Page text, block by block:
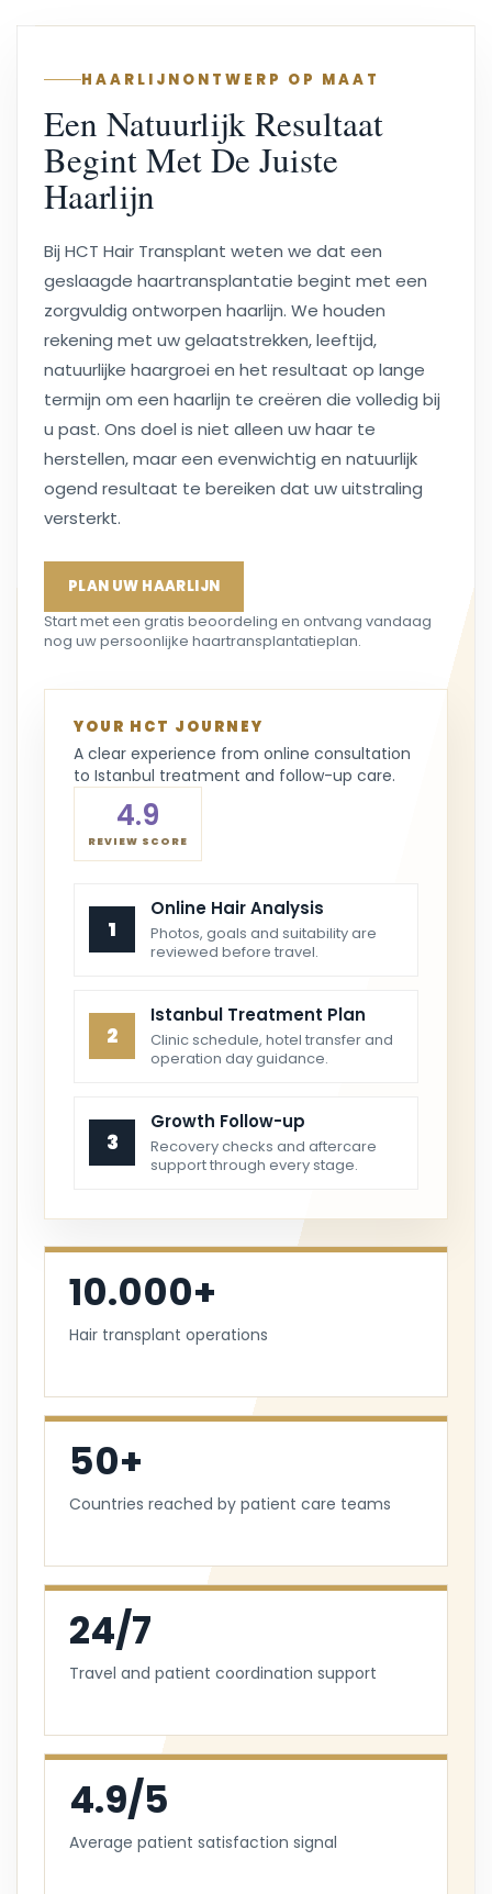
HAARLIJNONTWERP OP MAAT
Een Natuurlijk Resultaat
Begint Met De Juiste
Haarlijn
Bij HCT Hair Transplant weten we dat een
geslaagde haartransplantatie begint met een
zorgvuldig ontworpen haarlijn. We houden
rekening met uw gelaatstrekken, leeftijd,
natuurlijke haargroei en het resultaat op lange
termijn om een haarlijn te creëren die volledig bij
u past. Ons doel is niet alleen uw haar te
herstellen, maar een evenwichtig en natuurlijk
ogend resultaat te bereiken dat uw uitstraling
versterkt.
PLAN UW HAARLIJN
Start met een gratis beoordeling en ontvang vandaag
nog uw persoonlijke haartransplantatieplan.
YOUR HCT JOURNEY
A clear experience from online consultation
to Istanbul treatment and follow-up care.
4.9
REVIEW SCORE
1
Online Hair Analysis
Photos, goals and suitability are
reviewed before travel.
2
Istanbul Treatment Plan
Clinic schedule, hotel transfer and
operation day guidance.
3
Growth Follow-up
Recovery checks and aftercare
support through every stage.
10.000+
Hair transplant operations
50+
Countries reached by patient care teams
24/7
Travel and patient coordination support
4.9/5
Average patient satisfaction signal